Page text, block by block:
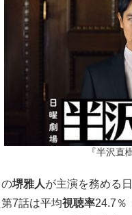
『半沢直
堺雅人が主演を務める
7話は平均視聴率24.7％